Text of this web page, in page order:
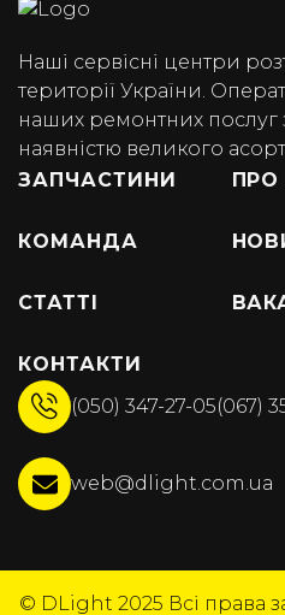
Наші сервісні центри
території України.
наших ремонтних послуг
наявністю великого
ЗАПЧАСТИНИ
ПРО
КОМАНДА
СТАТТІ
КОНТАКТИ
(050) 347-27-05(067)
web@dlight.com.ua
© DLight 2025 Всі права